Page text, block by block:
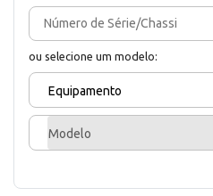
ou selecione um modelo:
Equipamento
Modelo